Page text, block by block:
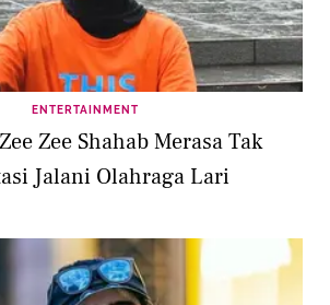
ENTERTAINMENT
Zee Shahab Merasa Tak
Jalani Olahraga Lari